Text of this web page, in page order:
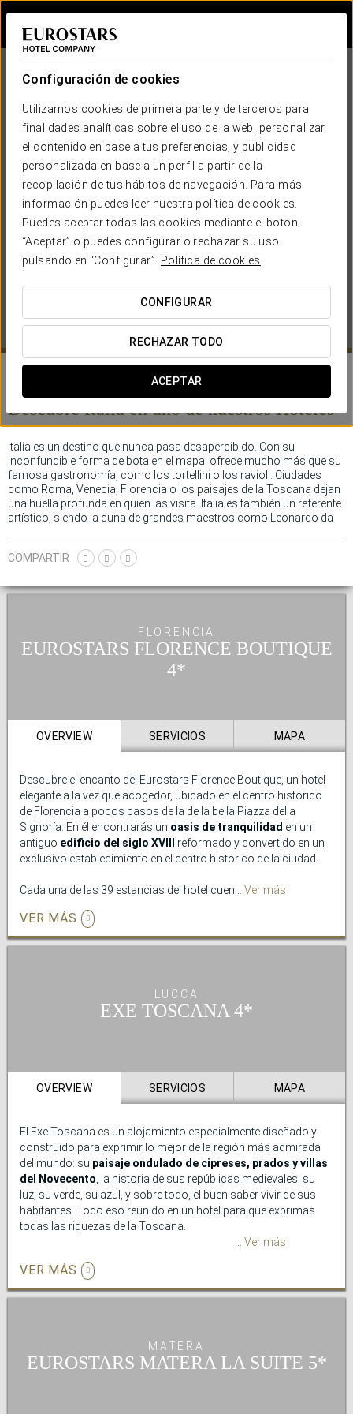
Configuración de cookies
Utilizamos cookies de primera parte y de terceros para
finalidades analíticas sobre el uso de la web, personalizar
el contenido en base a tus preferencias, y publicidad
personalizada en base a un perfil a partir de la
recopilación de tus hábitos de navegación. Para más
información puedes leer nuestra política de cookies.
Puedes aceptar todas las cookies mediante el botón
“Aceptar” o puedes configurar o rechazar su uso
pulsando en “Configurar”.
Política de cookies
CONFIGURAR
RECHAZAR TODO
ACEPTAR
EUROSTARS HOTEL COMPANY
¿CUÁNDO QUIERES IR?

Eurostars Hotel Company en Italia
Descubre Italia en uno de nuestrosHoteles
Italia es un destino que nunca pasa desapercibido. Con su
inconfundible forma de bota en el mapa, ofrece mucho más que su
famosa gastronomía, como los tortellini o los ravioli. Ciudades
como Roma, Venecia, Florencia o los paisajes de la Toscana dejan
una huella profunda en quien las visita. Italia es también un referente
artístico, siendo la cuna de grandes maestros como Leonardo da
Un destino que deja recuerdos duraderos.
COMPARTIR
FLORENCIA
EUROSTARS FLORENCE BOUTIQUE
OVERVIEW SERVICIOS MAPA
Descubre el encanto del Eurostars Florence Boutique, un hotel
elegante a la vez que acogedor, ubicado en el centro histórico
de Florencia a pocos pasos de la de la bella Piazza della
Signoría. En él encontrarás un oasis de tranquilidad en un
antiguo edificio del siglo XVIII
reformado y convertido en un
exclusivo establecimiento en el centro histórico de la ciudad.
Cada una de las 39 estancias del hotel cuenta con un diseño
en un mágico cuento de hadas. El mejor despertar se combina
con una amplia selección deexquisitos productos en el
espectaculares vistas a la ciudad
tendrás acceso a una panorámica 360° de Florencia. En este
Ver más
VER MÁS
LUCCA
EXE TOSCANA
OVERVIEW SERVICIOS MAPA
El Exe Toscana es un alojamiento especialmente diseñado y
construido para exprimir lo mejor de la región más admirada
del mundo: su paisaje ondulado de cipreses, prados y villas
del Novecento , la historia de sus repúblicas medievales, su
luz, su verde, su azul, y sobre todo, el buen saber vivir de sus
habitantes. Todo eso reunido en un hotel para que exprimas
todas las riquezas de la Toscana.
Lucca. Elacceso al hotel es sumamente fácil
autopista de Florencia; estamos también muy cerca de la
El hotel tiene una ubicación excelente para conocer tanto la
fascinanteciudad de Lucca(una auténtica ciudad-museo, con
Ver más
VER MÁS
MATERA
EUROSTARS MATERA LA SUITE